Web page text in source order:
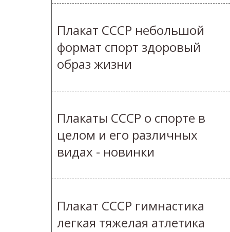
Плакат СССР небольшой
формат спорт здоровый
образ жизни
Плакаты СССР о спорте в
целом и его различных
видах - новинки
Плакат СССР гимнастика
легкая тяжелая атлетика